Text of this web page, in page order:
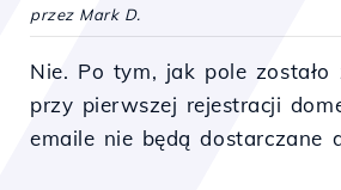
przez Mark D.
Nie. Po tym, jak pole zostało
przy pierwszej rejestracji
emaile nie będą dostarczane